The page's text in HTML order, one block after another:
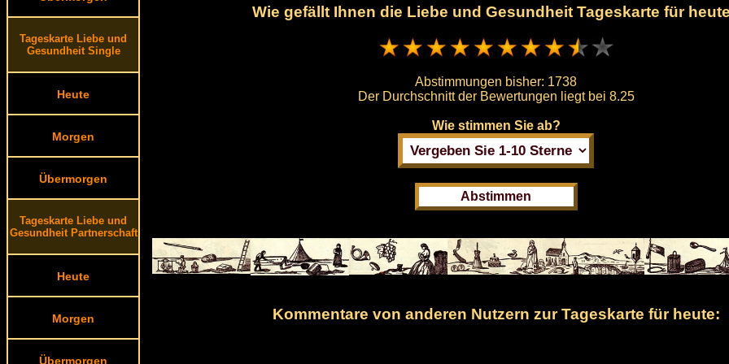
Tageskarte Liebe und
Gesundheit Single
Heute
Morgen
Übermorgen
Tageskarte Liebe und
Gesundheit Partnerschaft
Heute
Morgen
Übermorgen
Wie gefällt Ihnen die Liebe und Gesundheit Tageskarte für
Abstimmungen bisher: 1738
Der Durchschnitt der Bewertungen liegt bei 8.25
Wie stimmen Sie ab?
Kommentare von anderen Nutzern zur Tageskarte für heute: